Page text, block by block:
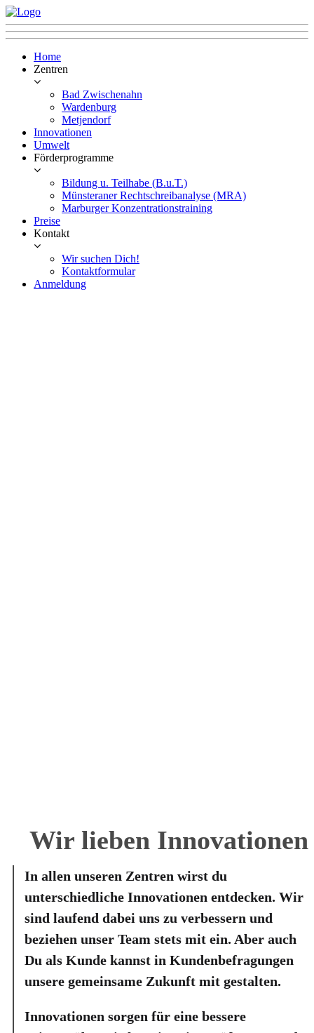
Home
Zentren
Bad Zwischenahn
Wardenburg
Metjendorf
Innovationen
Umwelt
Förderprogramme
Bildung u. Teilhabe (B.u.T.)
Münsteraner Rechtschreibanalyse (MRA)
Marburger Konzentrationstraining
Preise
Kontakt
Wir suchen Dich!
Kontaktformular
Anmeldung
Wir lieben Innovationen
In allen unseren Zentren wirst du
unterschiedliche Innovationen entdecken. Wir
sind laufend dabei uns zu verbessern und
beziehen unser Team stets mit ein. Aber auch
Du als Kunde kannst in Kundenbefragungen
unsere gemeinsame Zukunft mit gestalten.
Innovationen sorgen für eine bessere